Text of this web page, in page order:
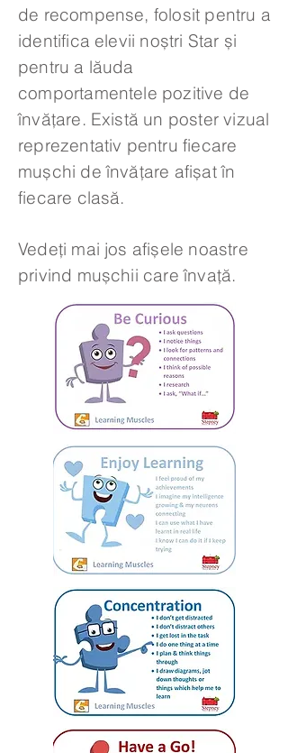
de recompense, folosit pentru a
identifica elevii noștri Star și
pentru a lăuda
comportamentele pozitive de
învățare. Există un poster vizual
reprezentativ pentru fiecare
mușchi de învățare afișat în
fiecare clasă.
Vedeți mai jos afișele noastre
privind mușchii care învață.